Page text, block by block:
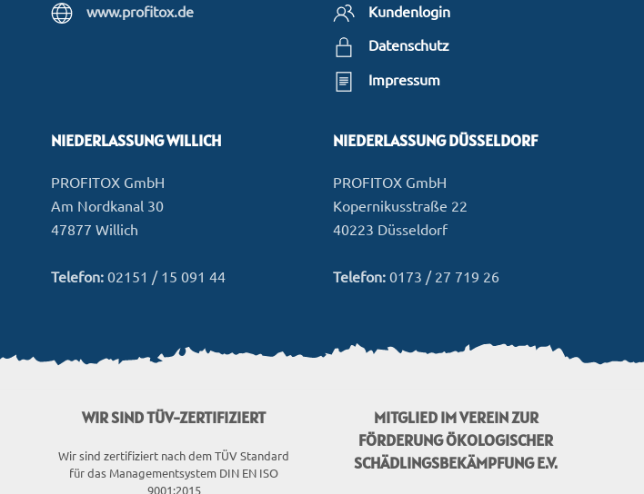
www.profitox.de
Kundenlogin
Datenschutz
Impressum
NIEDERLASSUNG WILLICH
PROFITOX GmbH
Am Nordkanal 30
47877 Willich
Telefon: 02151 / 15 091 44
NIEDERLASSUNG DÜSSELDORF
PROFITOX GmbH
Kopernikusstraße 22
40223 Düsseldorf
Telefon: 0173 / 27 719 26
WIR SIND TÜV-ZERTIFIZIERT
Wir sind zertifiziert nach dem TÜV Standard
für das Managementsystem DIN EN ISO
9001:2015
MITGLIED IM VEREIN ZUR
FÖRDERUNG ÖKOLOGISCHER
SCHÄDLINGSBEKÄMPFUNG E.V.